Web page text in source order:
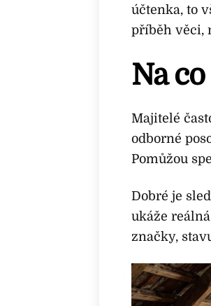
účtenka, to
příběh věci,
Na
Majitelé
odborné
Pomůžou
Dobré je
ukáže
značky,